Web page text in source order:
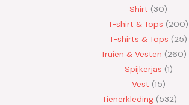
Shirt
30
T-shirt & Tops
200
T-shirts & Tops
25
Truien & Vesten
260
Spijkerjas 1
Vest 15
Tienerkleding 532